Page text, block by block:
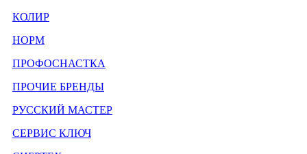
КОЛИР
НОРМ
ПРОФОСНАСТКА
ПРОЧИЕ БРЕНДЫ
РУССКИЙ МАСТЕР
СЕРВИС КЛЮЧ